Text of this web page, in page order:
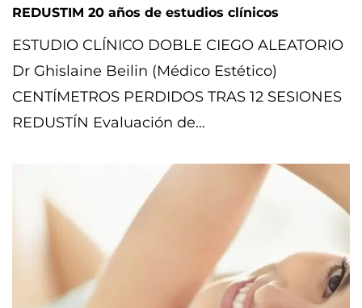
on
REDUSTIM 20 años de estudios clínicos
ESTUDIO CLÍNICO DOBLE CIEGO ALEATORIO
Dr Ghislaine Beilin (Médico Estético)
CENTÍMETROS PERDIDOS TRAS 12 SESIONES
REDUSTÍN Evaluación de…